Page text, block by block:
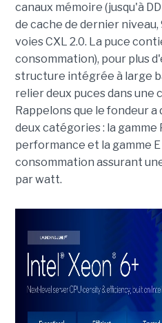
canaux mémoire (jusqu'à
de cache de dernier
voies CXL 2.0. La puce
consommation), pour plus
structure intégrée à large
relier deux puces dans
Rappelons que le fondeur a
deux catégories : la
performance et la gamme
consommation assurant
par watt.